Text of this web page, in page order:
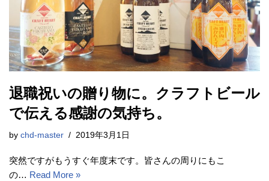
退職祝いの贈り物に。クラフトビール
で伝える感謝の気持ち。
by chd-master 2019年3月1日
突然ですがもうすぐ年度末です。皆さんの周りにもこ
の… Read More »